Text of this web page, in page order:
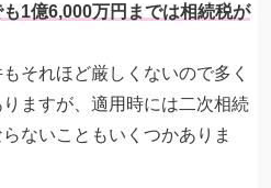
1億6,000万円までは相続税が
それほど厳しくないので多く
ますが、適用時には二次相続
ないこともいくつかありま